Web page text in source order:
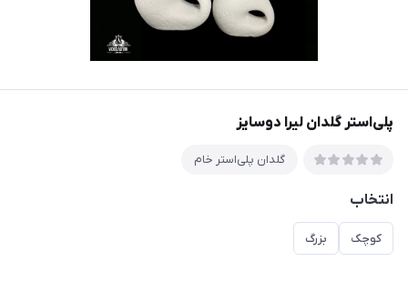
پلی‌استر گلدان ليرا دوسايز
گلدان پلی‌استر خام
انتخاب
کوچک بزرگ